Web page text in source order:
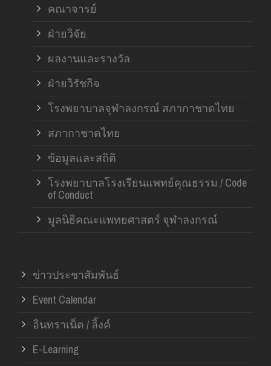
คณาจารย์
ฝ่ายวิจัย
ผลงานและรางวัล
ฝ่ายวิรัชกิจ
โรงพยาบาลจุฬาลงกรณ์ สภากาชาดไทย
สภากาชาดไทย
ข้อมูลและสถิติ
โรงพยาบาลโรงเรียนแพทย์คุณธรรม / Code
of Conduct
มูลนิธิคณะแพทยศาสตร์ จุฬาลงกรณ์
ข่าวประชาสัมพันธ์
Event Calendar
อินทราเน็ต / ลิ้งค์
E-Learning